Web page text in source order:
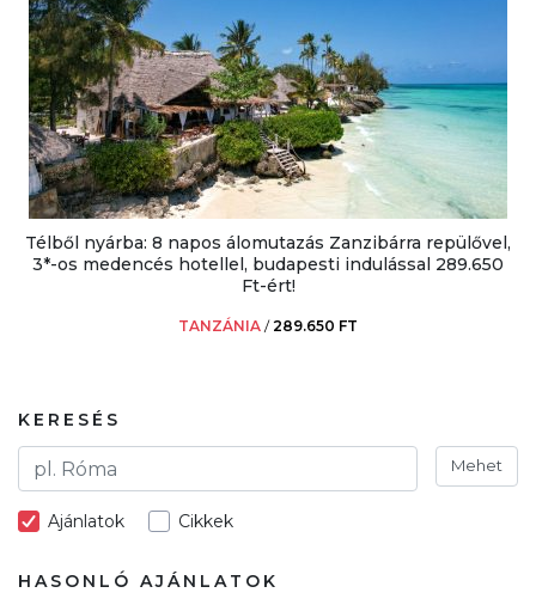
Télből nyárba: 8 napos álomutazás Zanzibárra repülővel,
3*-os medencés hotellel, budapesti indulással 289.650
Ft-ért!
TANZÁNIA /289.650 FT
KERESÉS
Mehet
Ajánlatok Cikkek
HASONLÓ AJÁNLATOK